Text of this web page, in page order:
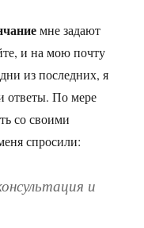
мне задают
и на мою почту
из последних, я
ответы. По мере
со своими
спросили:
и